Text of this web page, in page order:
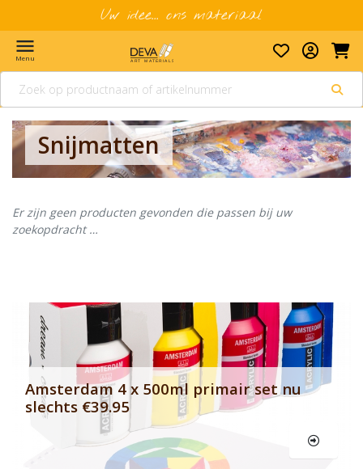
Uw idee... ons materiaal
menu
Menu
Snijmatten
Er zijn geen producten gevonden die passen bij uw
zoekopdracht …
Banner row 2
Amsterdam 4 x 500ml primair set nu
slechts €39.95